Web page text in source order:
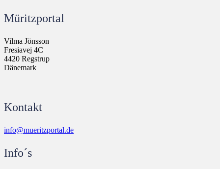
Müritzportal
Vilma Jönsson
Fresiavej 4C
4420 Regstrup
Dänemark
Kontakt
info@mueritzportal.de
Info´s